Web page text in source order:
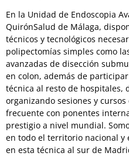
En la Unidad de Endoscopia
QuirónSalud de Málaga,
técnicos y tecnológicos
polipectomías simples como
avanzadas de disección
en colon, además de
técnica al resto de hospitales,
organizando sesiones y
frecuente con ponentes
prestigio a nivel mundial.
en todo el territorio nacional y
en esta técnica al sur de